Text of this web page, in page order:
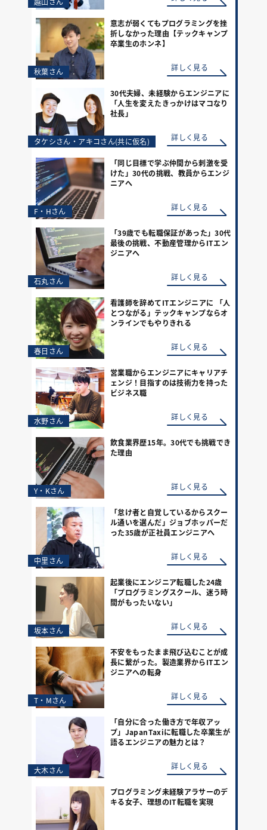
秋葉さん
意志が弱くてもプログラミングを挫
折しなかった理由【テックキャンプ
卒業生のホンネ】
詳しく見る
タケシさん・アキコさん(共に仮名)
30代夫婦、未経験からエンジニアに
「人生を変えたきっかけはマコなり
社長」
詳しく見る
F・Hさん
「同じ目標で学ぶ仲間から刺激を受
けた」30代の挑戦、教員からエンジ
ニアへ
詳しく見る
石丸さん
「39歳でも転職保証があった」30代
最後の挑戦、不動産管理からITエン
ジニアへ
詳しく見る
春日さん
看護師を辞めてITエンジニアに 「人
とつながる」テックキャンプならオ
ンラインでもやりきれる
詳しく見る
水野さん
営業職からエンジニアにキャリアチ
ェンジ！目指すのは技術力を持った
ビジネス職
詳しく見る
Y・Kさん
飲食業界歴15年。30代でも挑戦でき
た理由
詳しく見る
中里さん
「怠け者と自覚しているからスクー
ル通いを選んだ」ジョブホッパーだ
った35歳が正社員エンジニアへ
詳しく見る
坂本さん
起業後にエンジニア転職した24歳
「プログラミングスクール、迷う時
間がもったいない」
詳しく見る
T・Mさん
不安をもったまま飛び込むことが成
長に繋がった。製造業界からITエン
ジニアへの転身
詳しく見る
大木さん
「自分に合った働き方で年収アッ
プ」JapanTaxiに転職した卒業生が
語るエンジニアの魅力とは？
詳しく見る
プログラミング未経験アラサーのデ
キる女子、理想のIT転職を実現